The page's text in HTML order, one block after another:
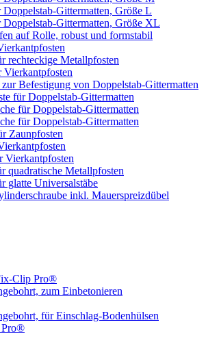
Gittermatten, Größe L
Gittermatten, Größe XL
auf Rolle, robust und formstabil
rechteckige Metallpfosten
Vierkantpfosten
Befestigung von Doppelstab-Gittermatten
für Doppelstab-Gittermatten
für Doppelstab-Gittermatten
für Doppelstab-Gittermatten
Zaunpfosten
Vierkantpfosten
quadratische Metallpfosten
glatte Universalstäbe
inkl. Mauerspreizdübel
Clip Pro®
zum Einbetonieren
für Einschlag-Bodenhülsen
Pro®